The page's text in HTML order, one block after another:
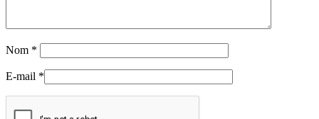
Nom *
E-mail *